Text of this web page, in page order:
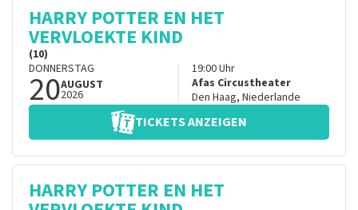
HARRY POTTER EN HET
VERVLOEKTE KIND
(10)
DONNERSTAG
20AUGUST
2026
19:00Uhr
Afas Circustheater
Den Haag, Niederlande
TICKETS ANZEIGEN
HARRY POTTER EN HET